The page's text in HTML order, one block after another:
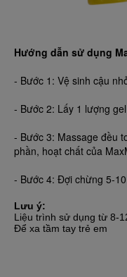
Hướng dẫn sử dụng
- Bước 1: Vệ sinh cậu
- Bước 2: Lấy 1 lượng
- Bước 3: Massage đều
phần, hoạt chất của
- Bước 4: Đợi chừng 5-
Lưu ý:
Liệu trình sử dụng từ 8-
Để xa tầm tay trẻ em